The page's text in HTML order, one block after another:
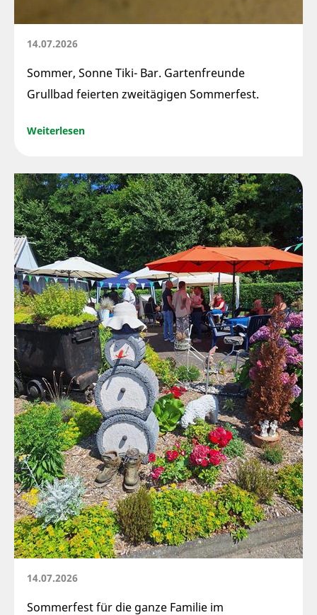
14.07.2026
Sommer, Sonne Tiki- Bar. Gartenfreunde
Grullbad feierten zweitägigen Sommerfest.
Weiterlesen
14.07.2026
Sommerfest für die ganze Familie im